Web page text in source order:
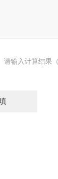
请输入计算结果